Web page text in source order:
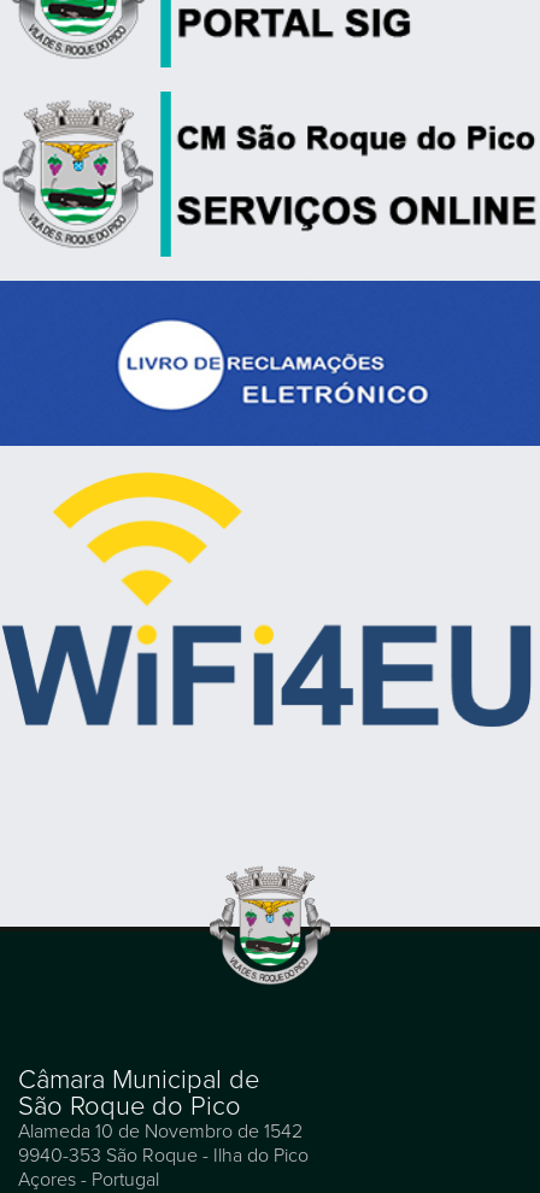
Câmara Municipal de
São Roque do Pico
Alameda 10 de Novembro de 1542
9940-353 São Roque - Ilha do Pico
Açores - Portugal